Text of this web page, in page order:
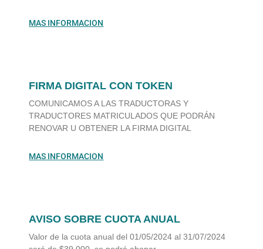
MAS INFORMACION
FIRMA DIGITAL CON TOKEN
COMUNICAMOS A LAS TRADUCTORAS Y
TRADUCTORES MATRICULADOS QUE PODRÁN
RENOVAR U OBTENER LA FIRMA DIGITAL
MAS INFORMACION
AVISO SOBRE CUOTA ANUAL
Valor de la cuota anual del 01/05/2024 al 31/07/2024